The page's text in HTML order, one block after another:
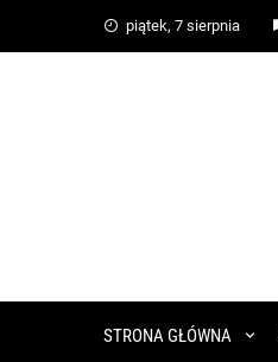
piątek, 7 sierpnia
STRONA GŁÓWNA